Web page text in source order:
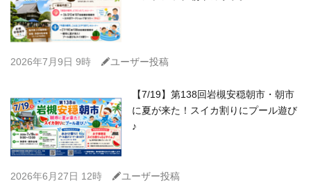
2026年7月9日 9時 Cユーザー投稿
【7/19】第138回岩槻安穏朝市・朝市
に夏が来た！スイカ割りにプール遊び
♪
2026年6月27日 12時 Cユーザー投稿